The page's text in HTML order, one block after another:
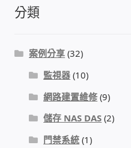
租屋維修、租屋安全
公用房間插卡計費
線上網路購物
分類
案例分享 (32)
監視器 (10)
網路建置維修 (9)
儲存 NAS DAS (2)
門禁系統 (1)